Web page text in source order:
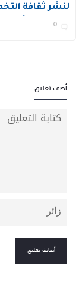
لنشر ثقافة
وتحسين الأداء
0
أضف تعليق